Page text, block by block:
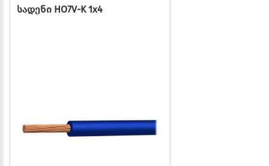
სადენი HO7V-K 1x4